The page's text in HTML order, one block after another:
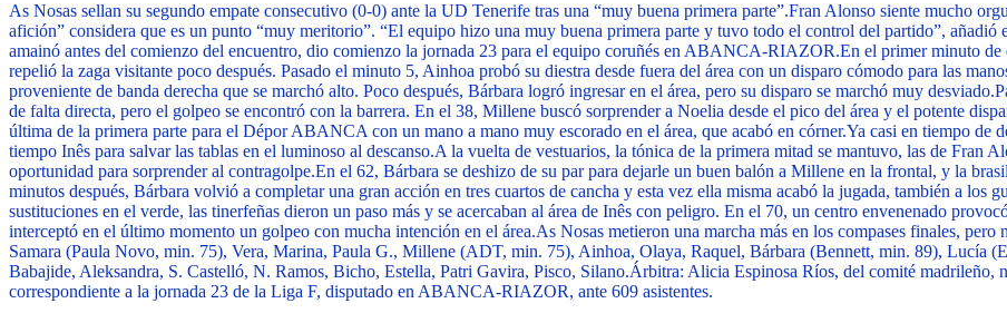
As Nosas sellan su segundo empate consecutivo (0-0) ante la UD Tenerife tras una “muy buena primera parte”.Fran Alonso siente mucho
afición” considera que es un punto “muy meritorio”. “El equipo hizo una muy buena primera parte y tuvo todo el control del partido”, añadió
amainó antes del comienzo del encuentro, dio comienzo la jornada 23 para el equipo coruñés en ABANCA-RIAZOR.En el primer minuto de
repelió la zaga visitante poco después. Pasado el minuto 5, Ainhoa probó su diestra desde fuera del área con un disparo cómodo para las
proveniente de banda derecha que se marchó alto. Poco después, Bárbara logró ingresar en el área, pero su disparo se marchó muy desviado.
de falta directa, pero el golpeo se encontró con la barrera. En el 38, Millene buscó sorprender a Noelia desde el pico del área y el potente
última de la primera parte para el Dépor ABANCA con un mano a mano muy escorado en el área, que acabó en córner.Ya casi en tiempo de
tiempo Inês para salvar las tablas en el luminoso al descanso.A la vuelta de vestuarios, la tónica de la primera mitad se mantuvo, las de Fran
oportunidad para sorprender al contragolpe.En el 62, Bárbara se deshizo de su par para dejarle un buen balón a Millene en la frontal, y la
minutos después, Bárbara volvió a completar una gran acción en tres cuartos de cancha y esta vez ella misma acabó la jugada, también a los
sustituciones en el verde, las tinerfeñas dieron un paso más y se acercaban al área de Inês con peligro. En el 70, un centro envenenado
interceptó en el último momento un golpeo con mucha intención en el área.As Nosas metieron una marcha más en los compases finales,
Samara (Paula Novo, min. 75), Vera, Marina, Paula G., Millene (ADT, min. 75), Ainhoa, Olaya, Raquel, Bárbara (Bennett, min. 89), Lucía
Babajide, Aleksandra, S. Castelló, N. Ramos, Bicho, Estella, Patri Gavira, Pisco, Silano.Árbitra: Alicia Espinosa Ríos, del comité madrileño,
correspondiente a la jornada 23 de la Liga F, disputado en ABANCA-RIAZOR, ante 609 asistentes.